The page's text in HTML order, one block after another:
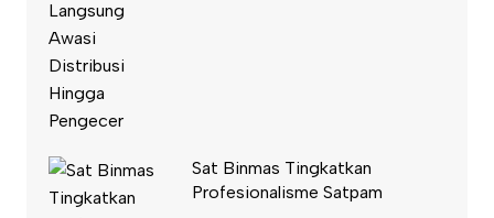
Sat Binmas Tingkatkan
Profesionalisme Satpam